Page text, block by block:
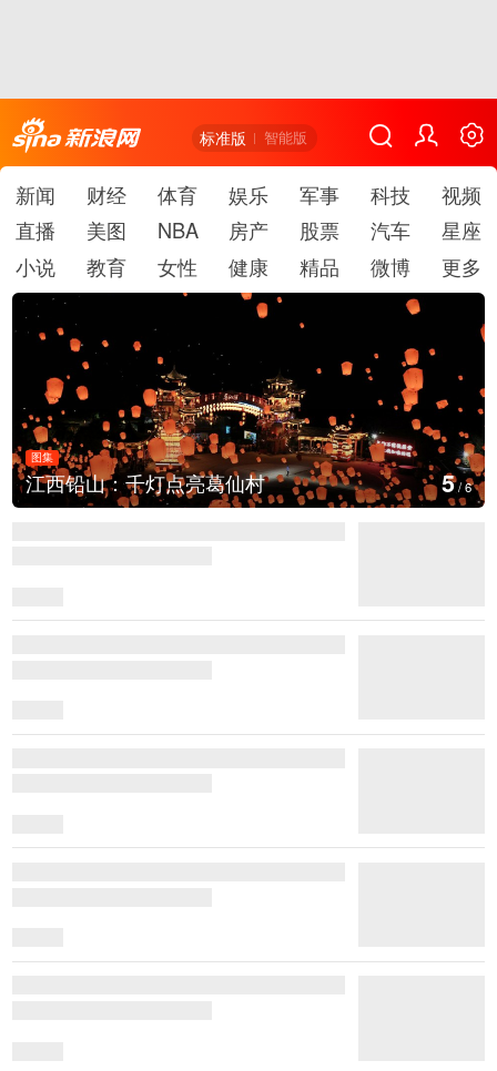
标准版 智能版
新闻 财经 体育 娱乐 军事 科技
视频
直播
美图 NBA 房产 股票 汽车
星座
小说
教育 女性 健康 精品 微博 更多
图集
江西铅山：千灯点亮葛仙村 5/6